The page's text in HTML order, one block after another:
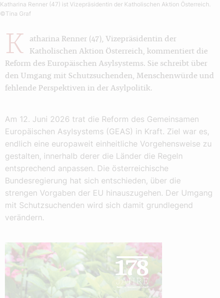
Katharina Renner (47) ist Vizepräsidentin der Katholischen Aktion ­Österreich.
©Tina Graf
K
atharina Renner (47), Vizepräsidentin der
Katholischen Aktion Österreich, kommentiert die
Reform des Europäischen Asylsystems. Sie schreibt über
den Umgang mit Schutzsuchenden, Menschenwürde und
fehlende Perspektiven in der Asylpolitik.
Am 12. Juni 2026 trat die Reform des Gemeinsamen
Europäischen Asylsystems (GEAS) in Kraft. Ziel war es,
endlich eine europaweit einheitliche Vorgehensweise zu
gestalten, innerhalb derer die Länder die Regeln
entsprechend anpassen. Die österreichische
Bundesregierung hat sich entschieden, über die
strengen Vorgaben der EU hinauszugehen. Der Umgang
mit Schutzsuchenden wird sich damit grundlegend
verändern.